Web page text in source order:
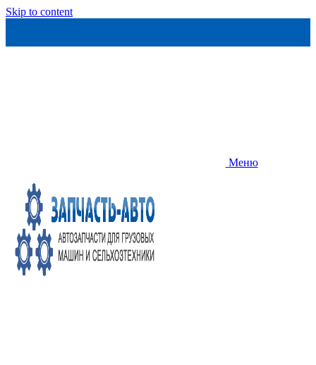
Skip to content
Меню